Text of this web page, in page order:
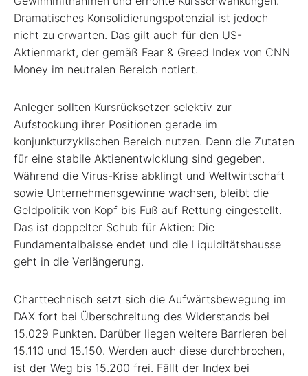
Dramatisches Konsolidierungspotenzial ist jedoch
nicht zu erwarten. Das gilt auch für den US-
Aktienmarkt, der gemäß Fear & Greed Index von CNN
Money im neutralen Bereich notiert.
Anleger sollten Kursrücksetzer selektiv zur
Aufstockung ihrer Positionen gerade im
konjunkturzyklischen Bereich nutzen. Denn die Zutaten
für eine stabile Aktienentwicklung sind gegeben.
Während die Virus-Krise abklingt und Weltwirtschaft
sowie Unternehmensgewinne wachsen, bleibt die
Geldpolitik von Kopf bis Fuß auf Rettung eingestellt.
Das ist doppelter Schub für Aktien: Die
Fundamentalbaisse endet und die Liquiditätshausse
geht in die Verlängerung.
Charttechnisch setzt sich die Aufwärtsbewegung im
DAX fort bei Überschreitung des Widerstands bei
15.029 Punkten. Darüber liegen weitere Barrieren bei
15.110 und 15.150. Werden auch diese durchbrochen,
ist der Weg bis 15.200 frei. Fällt der Index bei